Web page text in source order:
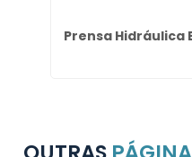
Prensa Hidráulica